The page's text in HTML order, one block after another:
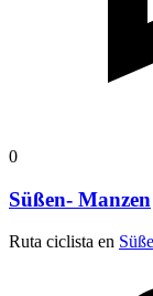
0
Süßen- Manzen
Ruta ciclista en